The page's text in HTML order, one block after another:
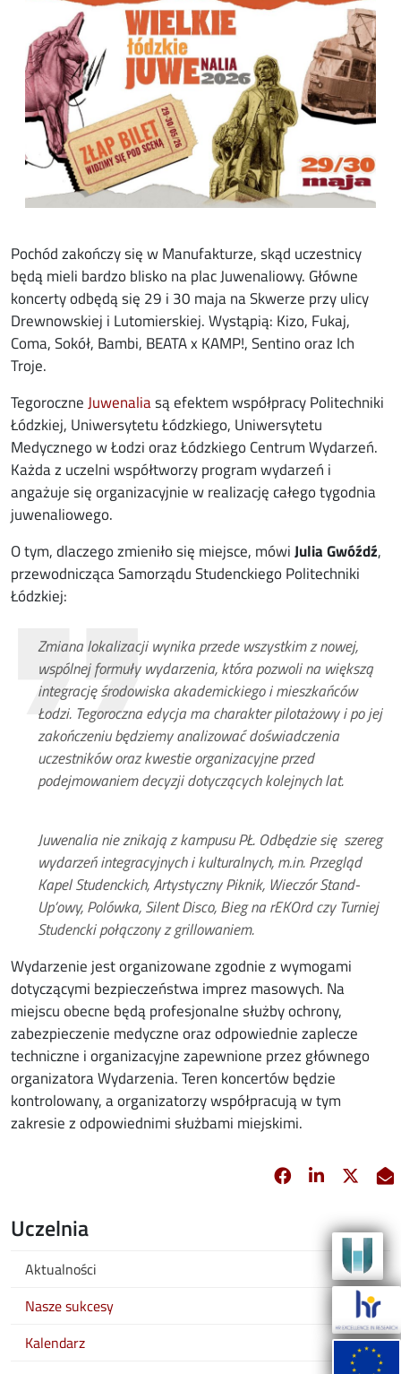
Pochód zakończy się w Manufakturze, skąd uczestnicy
będą mieli bardzo blisko na plac Juwenaliowy. Główne
koncerty odbędą się 29 i 30 maja na Skwerze przy ulicy
Drewnowskiej i Lutomierskiej. Wystąpią: Kizo, Fukaj,
Coma, Sokół, Bambi, BEATA x KAMP!, Sentino oraz Ich
Troje.
TegoroczneJuwenaliasą efektem współpracy Politechniki
Łódzkiej, Uniwersytetu Łódzkiego, Uniwersytetu
Medycznego w Łodzi oraz Łódzkiego Centrum Wydarzeń.
Każda z uczelni współtworzy program wydarzeń i
angażuje się organizacyjnie w realizację całego tygodnia
juwenaliowego.
O tym, dlaczego zmieniło się miejsce, mówiJulia Gwóźdź,
przewodnicząca Samorządu Studenckiego Politechniki
Łódzkiej:
Zmiana lokalizacji wynika przede wszystkim z nowej,
wspólnej formuły wydarzenia, która pozwoli na większą
integrację środowiska akademickiego i mieszkańców
Łodzi. Tegoroczna edycja ma charakter pilotażowy i po jej
zakończeniu będziemy analizować doświadczenia
uczestników oraz kwestie organizacyjne przed
podejmowaniem decyzji dotyczących kolejnych lat.
Juwenalia nie znikają z kampusu PŁ. Odbędzie się szereg
wydarzeń integracyjnych i kulturalnych, m.in. Przegląd
Kapel Studenckich, Artystyczny Piknik, Wieczór Stand-
Up’owy, Polówka, Silent Disco, Bieg na rEKOrd czy Turniej
Studencki połączony z grillowaniem.
Wydarzenie jest organizowane zgodnie z wymogami
dotyczącymi bezpieczeństwa imprez masowych. Na
miejscu obecne będą profesjonalne służby ochrony,
zabezpieczenie medyczne oraz odpowiednie zaplecze
techniczne i organizacyjne zapewnione przez głównego
organizatora Wydarzenia. Teren koncertów będzie
kontrolowany, a organizatorzy współpracują w tym
zakresie z odpowiednimi służbami miejskimi.
Facebook
opens in new
Linkedin
opens in
X
Uczelnia
Aktualności
Nasze sukcesy
Kalendarz